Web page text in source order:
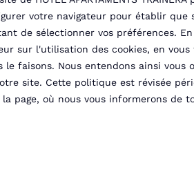
votre navigateur pour établir que
de sélectionner vos préférences. En
sur l'utilisation des cookies, en
faisons. Nous entendons ainsi
site. Cette politique est révisée
page, où nous vous informerons de